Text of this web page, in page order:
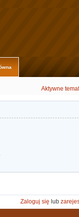
Aktywne
Zaloguj się lub